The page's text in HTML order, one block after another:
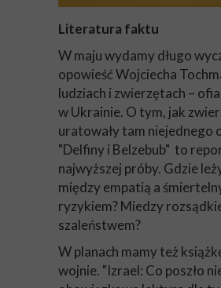
Literatura faktu
W maju wydamy długo
opowieść Wojciecha
ludziach i zwierzętach –
w Ukrainie. O tym, jak
uratowały tam niejednego
"Delfiny i Belzebub" to
najwyższej próby. Gdzie
między empatią a
ryzykiem? Miedzy
szaleństwem?
W planach mamy też
wojnie. "Izrael: Co poszło